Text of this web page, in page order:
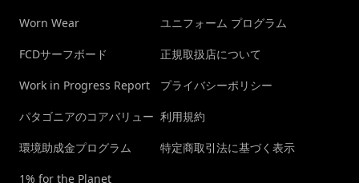
Worn Wear
FCDサーフボード
Work in Progress Report
パタゴニアのコアバリュー
環境助成金プログラム
1% for the Planet
ユニフォーム プログラム
正規取扱店について
プライバシーポリシー
利用規約
特定商取引法に基づく表示